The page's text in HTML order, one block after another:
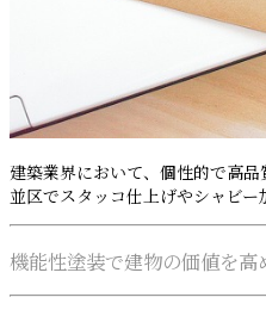
建築業界において、個性的で高
並区でスタッコ仕上げやシャビ
機能性塗装で建物の価値を高